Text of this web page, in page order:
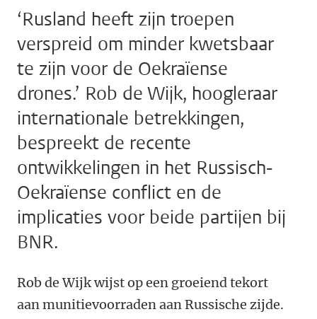
‘Rusland heeft zijn troepen
verspreid om minder kwetsbaar
te zijn voor de Oekraïense
drones.’ Rob de Wijk, hoogleraar
internationale betrekkingen,
bespreekt de recente
ontwikkelingen in het Russisch-
Oekraïense conflict en de
implicaties voor beide partijen bij
BNR.
Rob de Wijk wijst op een groeiend tekort
aan munitievoorraden aan Russische zijde.